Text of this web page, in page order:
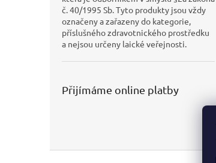
č. 40/1995 Sb. Tyto produkty jsou vždy
označeny a zařazeny do kategorie,
příslušného zdravotnického prostředku
a nejsou určeny laické veřejnosti.
Přijímáme online platby